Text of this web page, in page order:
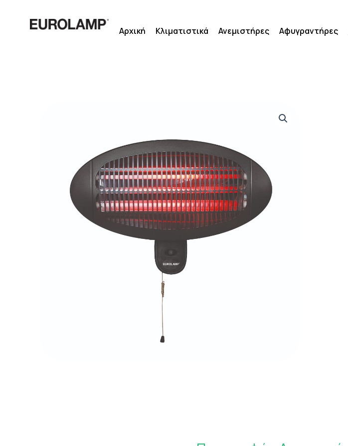
περιεχόμενο
Αρχική Κλιματιστικά Ανεμιστήρες Αφυγραντήρες